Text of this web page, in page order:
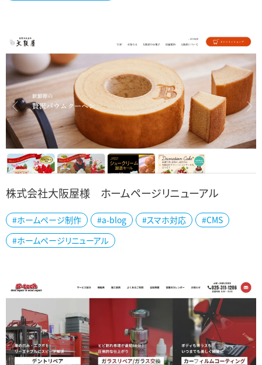
新潟県内に多店舗展開されている和洋菓子店の株式会社大阪屋様
の公式ホームページを制作しました。 1858年（安政５年）創業の歴史
株式会社大阪屋様 ホームページリニューアル
#ホームページ制作 #a-blog #スマホ対応
#CMS
#ホームページリニューアル